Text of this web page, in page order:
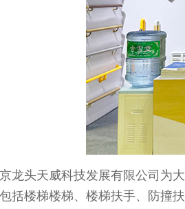
头天威科技发展有限公司为大
括楼梯楼梯、楼梯扶手、防撞